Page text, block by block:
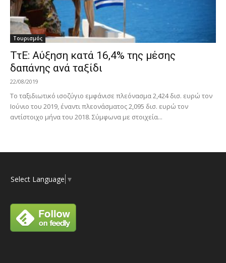
Τουρισμός
ΤτΕ: Αύξηση κατά 16,4% της μέσης
δαπάνης ανά ταξίδι
22/08/2019
Το ταξιδιωτικό ισοζύγιο εμφάνισε πλεόνασμα 2,424 δισ. ευρώ τον
Ιούνιο του 2019, έναντι πλεονάσματος 2,095 δισ. ευρώ τον
αντίστοιχο μήνα του 2018. Σύμφωνα με στοιχεία...
Select Language ▼